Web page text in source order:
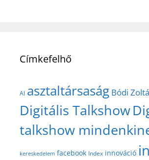
Címkefelhő
AI asztaltársaság Bódi
Digitális Talkshow
talkshow
kereskedelem facebook Index innováció